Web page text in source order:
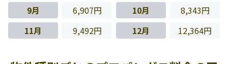
9月
6,907円 10月
8,343円
11月
9,492円 12月 12,364円